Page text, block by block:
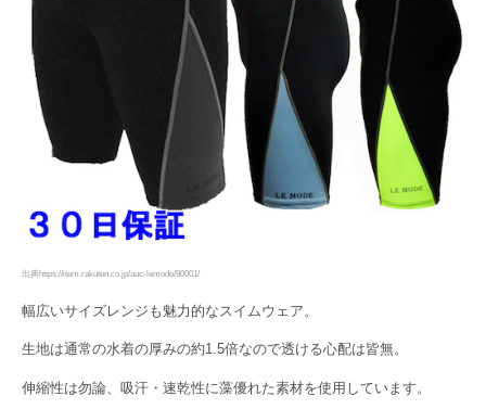
出典https://item.rakuten.co.jp/auc-lemode/90001/
幅広いサイズレンジも魅力的なスイムウェア。
生地は通常の水着の厚みの約1.5倍なので透ける心配は皆無。
伸縮性は勿論、吸汗・速乾性に藻優れた素材を使用しています。